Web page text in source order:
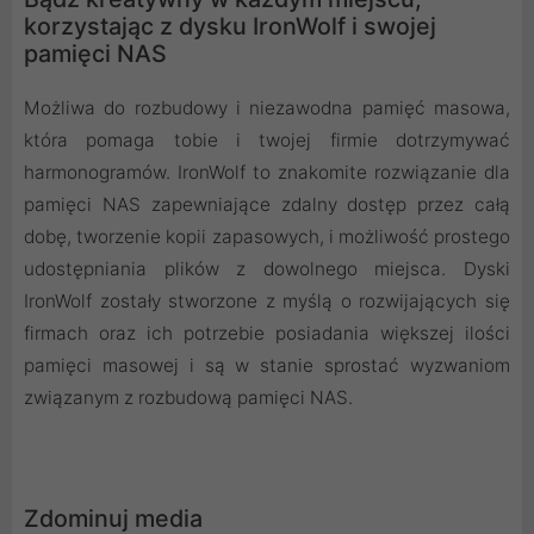
korzystając z dysku IronWolf i swojej
pamięci NAS
Możliwa do rozbudowy i niezawodna pamięć masowa,
która pomaga tobie i twojej firmie dotrzymywać
harmonogramów. IronWolf to znakomite rozwiązanie dla
pamięci NAS zapewniające zdalny dostęp przez całą
dobę, tworzenie kopii zapasowych, i możliwość prostego
udostępniania plików z dowolnego miejsca. Dyski
IronWolf zostały stworzone z myślą o rozwijających się
firmach oraz ich potrzebie posiadania większej ilości
pamięci masowej i są w stanie sprostać wyzwaniom
związanym z rozbudową pamięci NAS.
Zdominuj media